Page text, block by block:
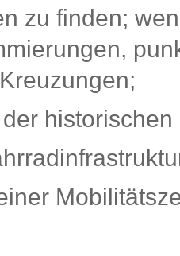
zu finden;